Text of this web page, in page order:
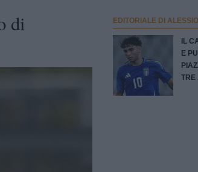
di
EDITORIALE DI
IL
E
TRE